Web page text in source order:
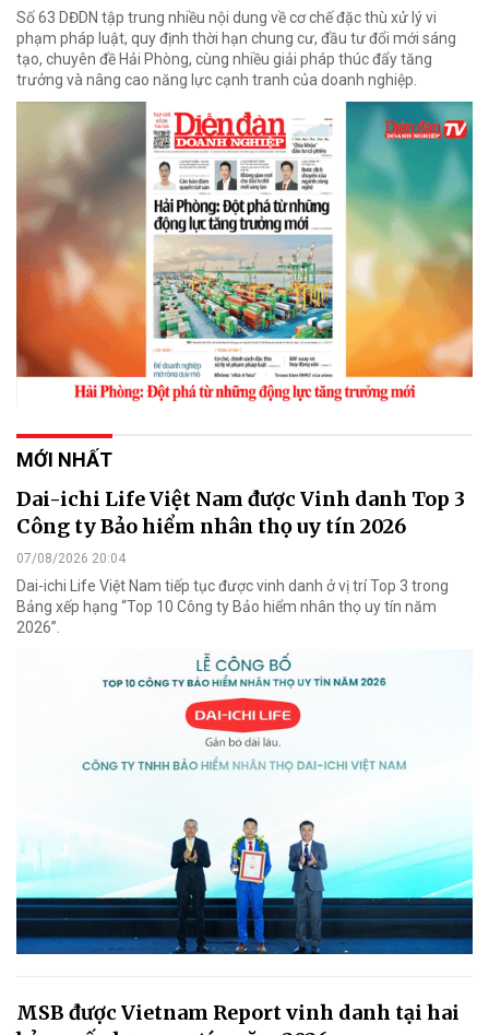
Số 63 DĐDN tập trung nhiều nội dung về cơ chế đặc thù xử lý vi
phạm pháp luật, quy định thời hạn chung cư, đầu tư đổi mới sáng
tạo, chuyên đề Hải Phòng, cùng nhiều giải pháp thúc đẩy tăng
trưởng và nâng cao năng lực cạnh tranh của doanh nghiệp.
MỚI NHẤT
Dai-ichi Life Việt Nam được Vinh danh Top 3
Công ty Bảo hiểm nhân thọ uy tín 2026
07/08/2026 20:04
Dai-ichi Life Việt Nam tiếp tục được vinh danh ở vị trí Top 3 trong
Bảng xếp hạng “Top 10 Công ty Bảo hiểm nhân thọ uy tín năm
2026”.
MSB được Vietnam Report vinh danh tại hai